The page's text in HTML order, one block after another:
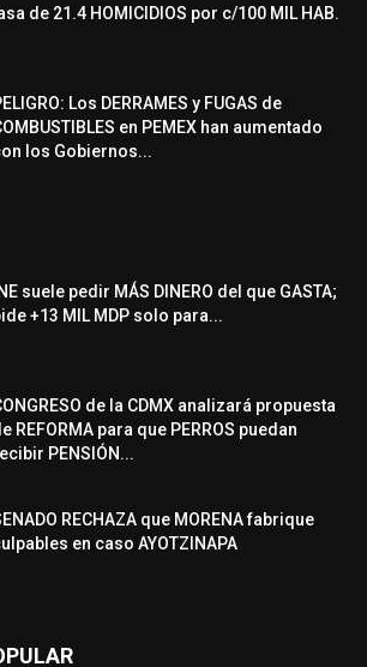
de 21.4 HOMICIDIOS por c/100 MIL HAB.
Los DERRAMES y FUGAS de
en PEMEX han aumentado
los Gobiernos...
suele pedir MÁS DINERO del que GASTA;
+13 MIL MDP solo para...
de la CDMX analizará propuesta
REFORMA para que PERROS puedan
PENSIÓN...
RECHAZA que MORENA fabrique
en caso AYOTZINAPA